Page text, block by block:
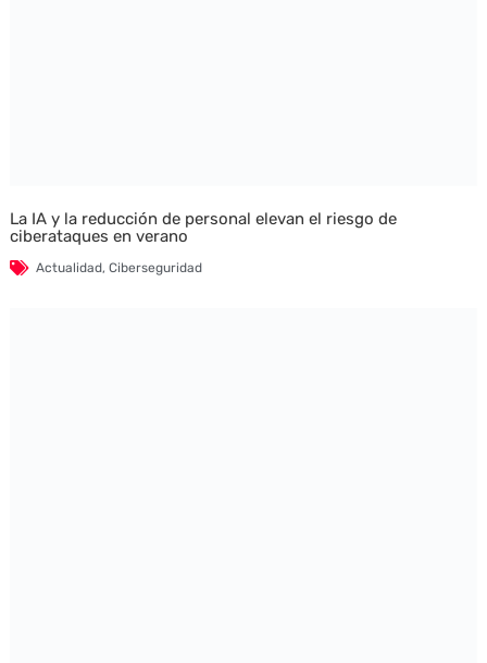
La IA y la reducción de personal elevan el riesgo de
ciberataques en verano
Actualidad, Ciberseguridad